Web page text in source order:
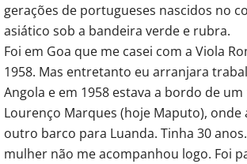
gerações de portugueses nascidos no
asiático sob a bandeira verde e rubra.
Foi em Goa que me casei com a Viola
1958. Mas entretanto eu arranjara
Angola e em 1958 estava a bordo de
Lourenço Marques (hoje Maputo), onde
outro barco para Luanda. Tinha 30
mulher não me acompanhou logo. Foi